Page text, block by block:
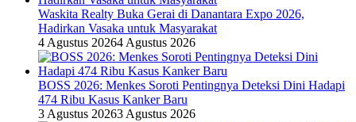
Waskita Realty Buka Gerai di Danantara Expo 2026,
Hadirkan Vasaka untuk Masyarakat
4 Agustus 20264 Agustus 2026
BOSS 2026: Menkes Soroti Pentingnya Deteksi Dini Hadapi
474 Ribu Kasus Kanker Baru
3 Agustus 20263 Agustus 2026